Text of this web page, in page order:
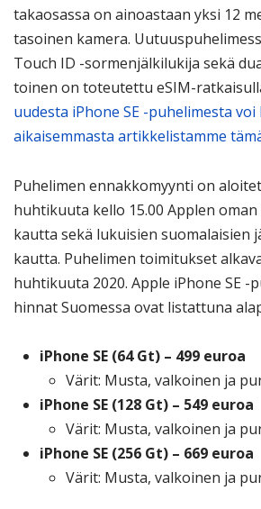
takaosassa on ainoastaan yksi 12
tasoinen kamera.
Touch ID -sormenjälkilukija sekä
toinen on toteutettu eSIM-
uudesta iPhone SE -puhelimesta voi
aikaisemmasta artikkelistamme
Puhelimen ennakkomyynti on
huhtikuuta kello 15.00 Applen
kautta sekä lukuisien suomalaisien
kautta. Puhelimen toimitukset
huhtikuuta 2020. Apple iPhone SE -
hinnat Suomessa ovat listattuna
iPhone SE (64 Gt) – 499 euroa
Värit: Musta, valkoinen ja
iPhone SE (128 Gt) – 549 euroa
Värit: Musta, valkoinen ja
iPhone SE (256 Gt) – 669 euroa
Värit: Musta, valkoinen ja